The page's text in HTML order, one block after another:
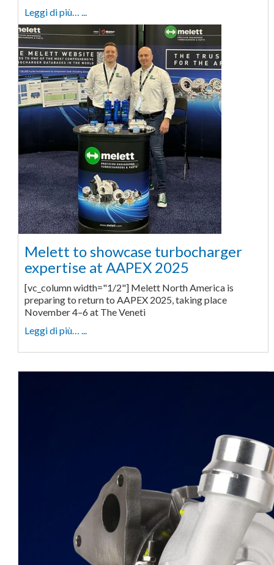
Leggi di più… ...
Melett to showcase turbocharger
expertise at AAPEX 2025
[vc_column width="1/2"] Melett North America is
preparing to return to AAPEX 2025, taking place
November 4–6 at The Veneti
Leggi di più… ...